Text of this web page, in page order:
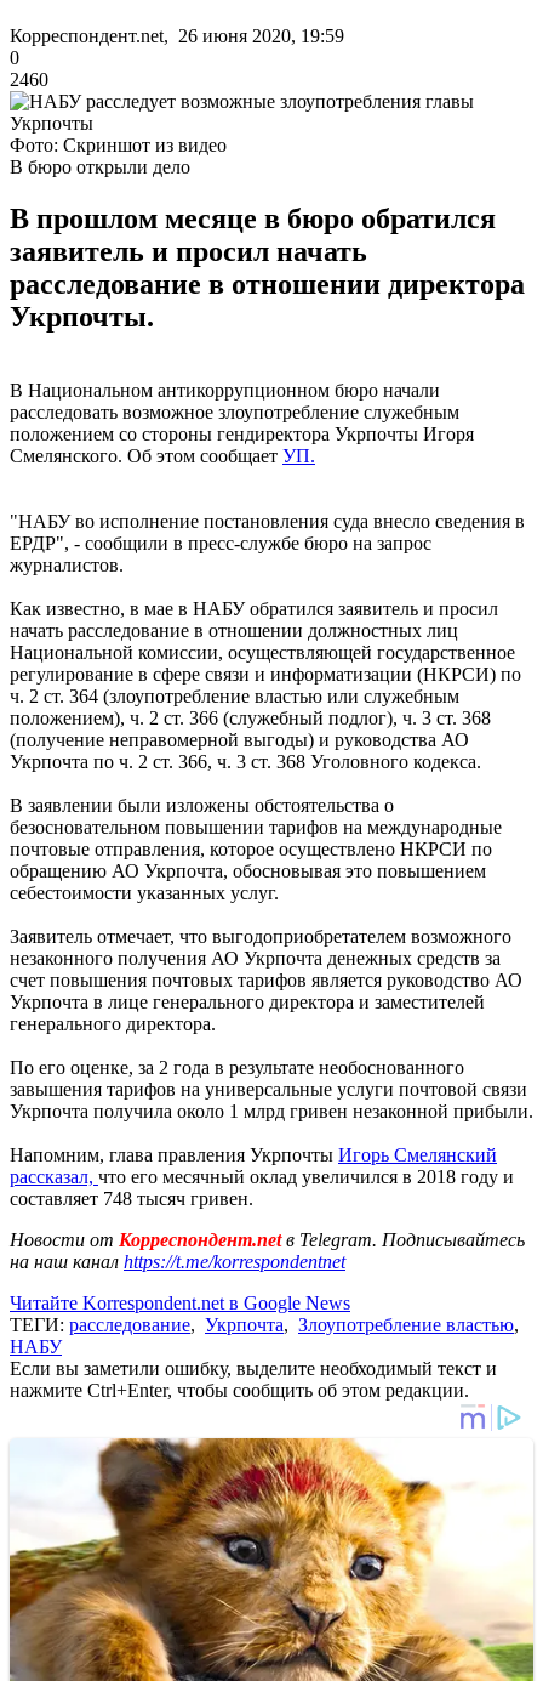
Корреспондент.net, 26 июня 2020, 19:59
0
2460
Фото: Скриншот из видео
В бюро открыли дело
В прошлом месяце в бюро обратился
заявитель и просил начать
расследование в отношении директора
Укрпочты.
В Национальном антикоррупционном бюро начали
расследовать возможное злоупотребление служебным
положением со стороны гендиректора Укрпочты Игоря
Смелянского. Об этом сообщает УП.
"НАБУ во исполнение постановления суда внесло сведения в
ЕРДР", - сообщили в пресс-службе бюро на запрос
журналистов.
Как известно, в мае в НАБУ обратился заявитель и просил
начать расследование в отношении должностных лиц
Национальной комиссии, осуществляющей государственное
регулирование в сфере связи и информатизации (НКРСИ) по
ч. 2 ст. 364 (злоупотребление властью или служебным
положением), ч. 2 ст. 366 (служебный подлог), ч. 3 ст. 368
(получение неправомерной выгоды) и руководства АО
Укрпочта по ч. 2 ст. 366, ч. 3 ст. 368 Уголовного кодекса.
В заявлении были изложены обстоятельства о
безосновательном повышении тарифов на международные
почтовые отправления, которое осуществлено НКРСИ по
обращению АО Укрпочта, обосновывая это повышением
себестоимости указанных услуг.
Заявитель отмечает, что выгодоприобретателем возможного
незаконного получения АО Укрпочта денежных средств за
счет повышения почтовых тарифов является руководство АО
Укрпочта в лице генерального директора и заместителей
генерального директора.
По его оценке, за 2 года в результате необоснованного
завышения тарифов на универсальные услуги почтовой связи
Укрпочта получила около 1 млрд гривен незаконной прибыли.
Напомним, глава правления Укрпочты Игорь Смелянский
рассказал, что его месячный оклад увеличился в 2018 году и
составляет 748 тысяч гривен.
Новости от Корреспондент.netв Telegram. Подписывайтесь
на наш канал https://t.me/korrespondentnet
Читайте Korrespondent.net в Google News
ТЕГИ: расследование, Укрпочта, Злоупотребление властью,
НАБУ
Если вы заметили ошибку, выделите необходимый текст и
нажмите Ctrl+Enter, чтобы сообщить об этом редакции.